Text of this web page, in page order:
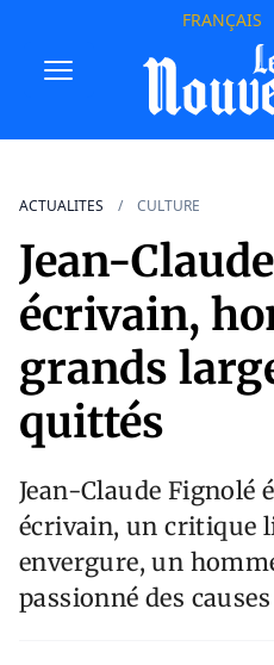
FRANÇAIS
ACTUALITES CULTURE
Jean-
écrivain,
grands
quittés
Jean-Claude Fignolé
écrivain, un critique
envergure, un
passionné des